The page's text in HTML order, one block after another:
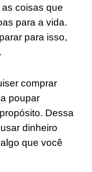
coisas que
para a vida.
para isso,
comprar
poupar
Dessa
dinheiro
que você